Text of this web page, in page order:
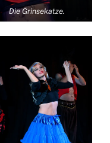
Die Grinsekatze.